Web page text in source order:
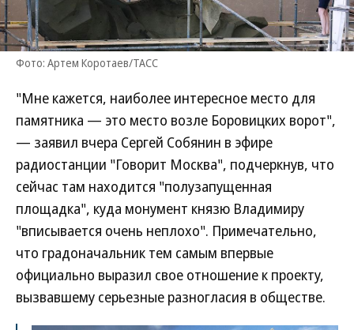
Фото: Артем Коротаев/ТАСС
"Мне кажется, наиболее интересное место для
памятника — это место возле Боровицких ворот",
— заявил вчера Сергей Собянин в эфире
радиостанции "Говорит Москва", подчеркнув, что
сейчас там находится "полузапущенная
площадка", куда монумент князю Владимиру
"вписывается очень неплохо". Примечательно,
что градоначальник тем самым впервые
официально выразил свое отношение к проекту,
вызвавшему серьезные разногласия в обществе.